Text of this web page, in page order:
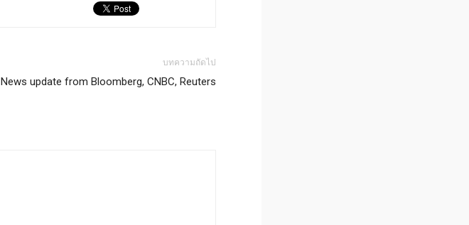
บทความถัดไป
News update from Bloomberg, CNBC, Reuters